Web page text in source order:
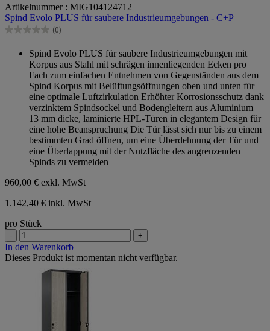
von
5
Sternen.
Artikelnummer : MIG104124712
Spind Evolo PLUS für saubere Industrieumgebungen - C+P
(0)
0.0
Sternen.
Spind Evolo PLUS für saubere Industrieumgebungen mit
Korpus aus Stahl mit schrägen innenliegenden Ecken pro
Fach zum einfachen Entnehmen von Gegenständen aus dem
Spind Korpus mit Belüftungsöffnungen oben und unten für
eine optimale Luftzirkulation Erhöhter Korrosionsschutz dank
verzinktem Spindsockel und Bodengleitern aus Aluminium
13 mm dicke, laminierte HPL-Türen in elegantem Design für
eine hohe Beanspruchung Die Tür lässt sich nur bis zu einem
bestimmten Grad öffnen, um eine Überdehnung der Tür und
eine Überlappung mit der Nutzfläche des angrenzenden
Spinds zu vermeiden
960,00 € exkl. MwSt
1.142,40 € inkl. MwSt
pro Stück
- +
In den Warenkorb
Dieses Produkt ist momentan nicht verfügbar.